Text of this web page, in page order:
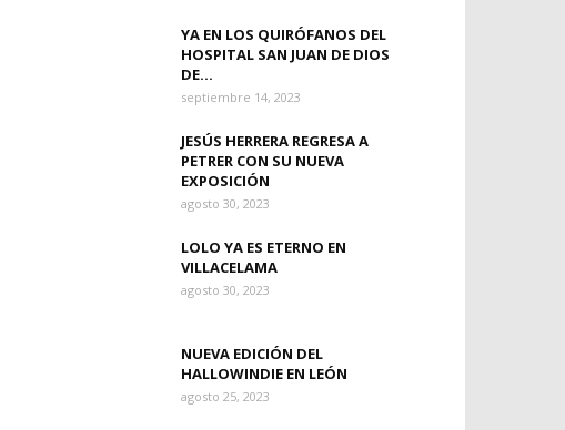
YA EN LOS QUIRÓFANOS DEL
HOSPITAL SAN JUAN DE DIOS
DE...
septiembre 14, 2023
JESÚS HERRERA REGRESA A
PETRER CON SU NUEVA
EXPOSICIÓN
agosto 30, 2023
LOLO YA ES ETERNO EN
VILLACELAMA
agosto 30, 2023
NUEVA EDICIÓN DEL
HALLOWINDIE EN LEÓN
agosto 25, 2023